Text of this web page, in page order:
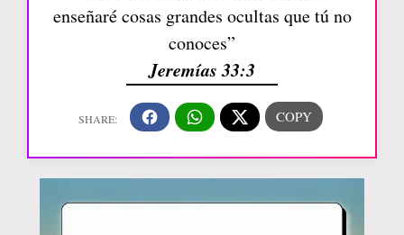
enseñaré cosas grandes ocultas que tú no
conoces”
Jeremías 33:3